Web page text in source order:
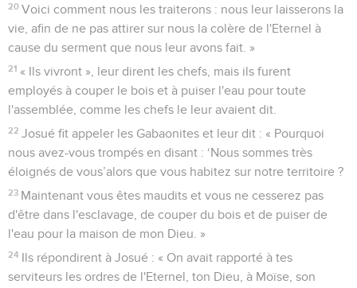
20 Voici comment nous les traiterons : nous leur laisserons la
vie, afin de ne pas attirer sur nous la colère de l'Eternel à
cause du serment que nous leur avons fait. »
21 « Ils vivront », leur dirent les chefs, mais ils furent
employés à couper le bois et à puiser l'eau pour toute
l'assemblée, comme les chefs le leur avaient dit.
22 Josué fit appeler les Gabaonites et leur dit : « Pourquoi
nous avez-vous trompés en disant : ‘Nous sommes très
éloignés de vous’alors que vous habitez sur notre territoire ?
23 Maintenant vous êtes maudits et vous ne cesserez pas
d'être dans l'esclavage, de couper du bois et de puiser de
l'eau pour la maison de mon Dieu. »
24 Ils répondirent à Josué : « On avait rapporté à tes
serviteurs les ordres de l'Eternel, ton Dieu, à Moïse, son